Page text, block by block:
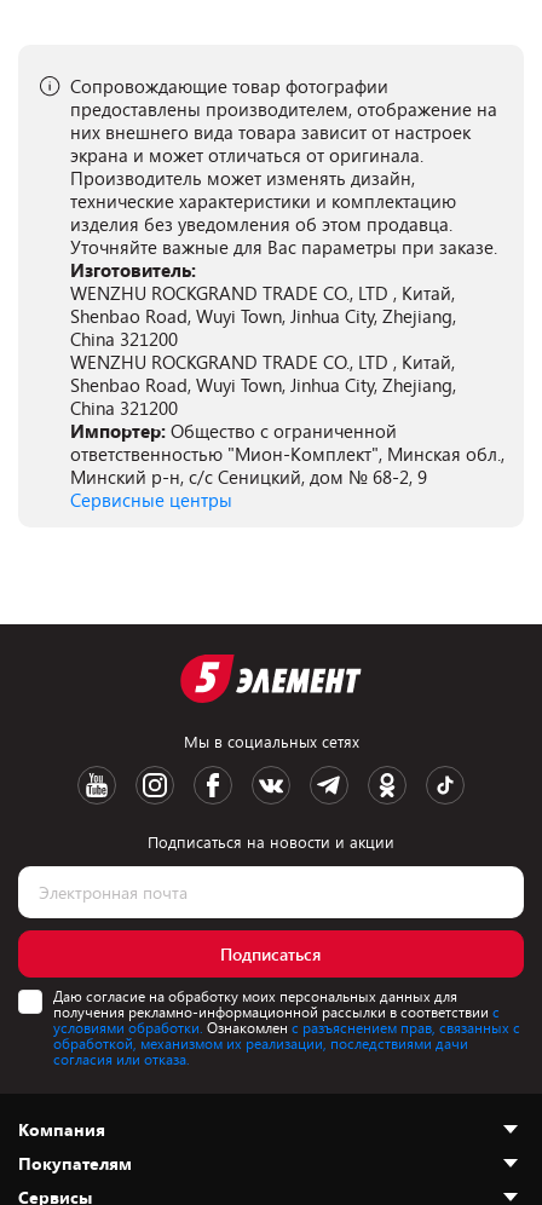
Сопровождающие товар фотографии
предоставлены производителем, отображение на
них внешнего вида товара зависит от настроек
экрана и может отличаться от оригинала.
Производитель может изменять дизайн,
технические характеристики и комплектацию
изделия без уведомления об этом продавца.
Уточняйте важные для Вас параметры при заказе.
Изготовитель:
WENZHU ROCKGRAND TRADE CO., LTD , Китай,
Shenbao Road, Wuyi Town, Jinhua City, Zhejiang,
China 321200
WENZHU ROCKGRAND TRADE CO., LTD , Китай,
Shenbao Road, Wuyi Town, Jinhua City, Zhejiang,
China 321200
Импортер: Общество с ограниченной
ответственностью "Мион-Комплект", Минская обл.,
Минский р-н, с/с Сеницкий, дом № 68-2, 9
Сервисные центры
Мы в социальных сетях
Подписаться на новости и акции
Подписаться
Даю согласие на обработку моих персональных данных для
получения рекламно-информационной рассылки в соответствии с
условиями обработки. Ознакомлен с разъяснением прав, связанных с
обработкой, механизмом их реализации, последствиями дачи
согласия или отказа.
Компания
О нас
Покупателям
Сервисы